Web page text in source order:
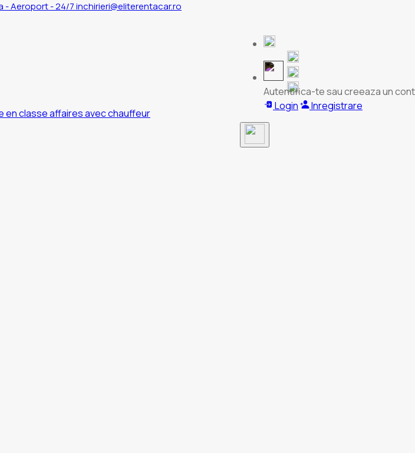
inchirieri@eliterentacar.ro
en classe affaires avec chauffeur
Autentifica-te sau creeaza un cont
Login
Inregistrare